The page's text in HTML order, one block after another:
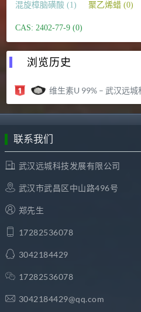
混旋樟脑磺酸 (1) 聚乙烯蜡 (0)
CAS: 2402-77-9 (0)
浏览历史
维生素U 99% – 武汉远
联系我们
武汉远城科技发展有限公司
武汉市武昌区中山路496号
郑先生
17282536078
3042184429
17282536078
3042184429@qq.com